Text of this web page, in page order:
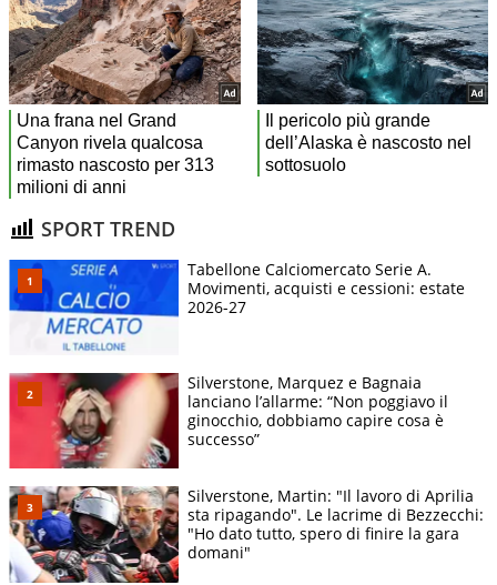
SPORT TREND
Tabellone Calciomercato Serie A.
Movimenti, acquisti e cessioni: estate
2026-27
Silverstone, Marquez e Bagnaia
lanciano l’allarme: “Non poggiavo il
ginocchio, dobbiamo capire cosa è
successo”
Silverstone, Martin: "Il lavoro di Aprilia
sta ripagando". Le lacrime di Bezzecchi:
"Ho dato tutto, spero di finire la gara
domani"